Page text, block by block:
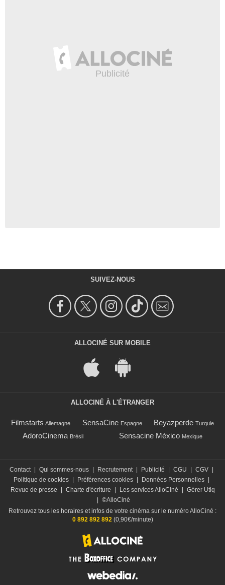
SUIVEZ-NOUS
ALLOCINÉ SUR MOBILE
ALLOCINÉ À L'ÉTRANGER
Filmstarts Allemagne SensaCine Espagne Beyazperde Turquie
AdoroCinema Brésil Sensacine México Mexique
Contact Qui sommes-nous Recrutement Publicité CGU CGV
Politique de cookies
Préférences cookies Données Personnelles
Revue de presse
Charte d'écriture Les services AlloCiné
Gérer Utiq
©AlloCiné
Retrouvez tous les horaires et infos de votre cinéma sur le numéro AlloCiné :
0 892 892 892(0,90€/minute)